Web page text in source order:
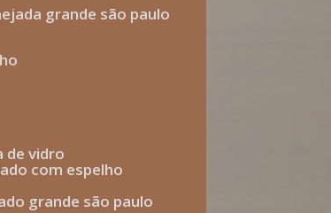
grande são paulo
de vidro
com espelho
grande são paulo